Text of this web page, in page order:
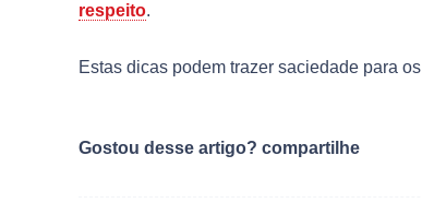
respeito.
Estas dicas podem trazer saciedade para
Gostou desse artigo? compartilhe